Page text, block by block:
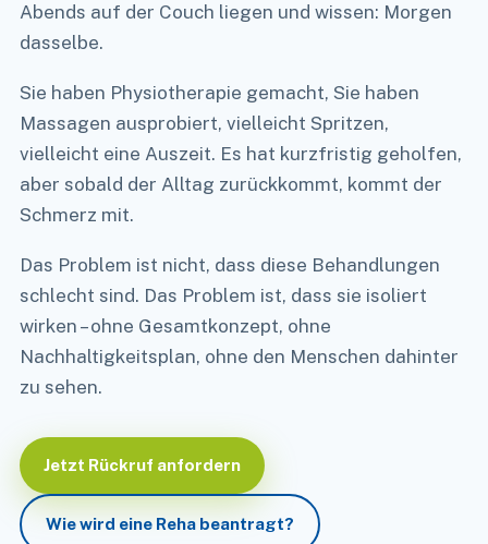
Abends auf der Couch liegen und wissen: Morgen
dasselbe.
Sie haben Physiotherapie gemacht, Sie haben
Massagen ausprobiert, vielleicht Spritzen,
vielleicht eine Auszeit. Es hat kurzfristig geholfen,
aber sobald der Alltag zurückkommt, kommt der
Schmerz mit.
Das Problem ist nicht, dass diese Behandlungen
schlecht sind. Das Problem ist, dass sie isoliert
wirken – ohne Gesamtkonzept, ohne
Nachhaltigkeitsplan, ohne den Menschen dahinter
zu sehen.
Jetzt Rückruf anfordern
Wie wird eine Reha beantragt?